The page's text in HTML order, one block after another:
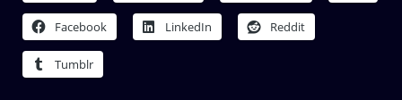
Facebook LinkedIn Reddit
Tumblr